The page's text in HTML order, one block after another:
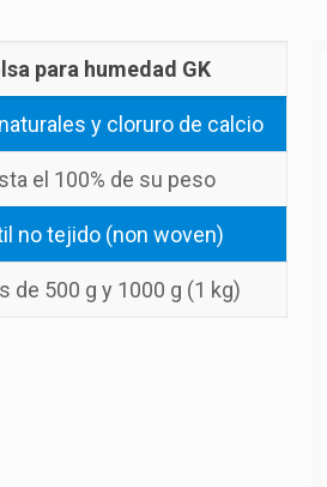
para humedad GK
y cloruro de calcio
el 100% de su peso
no tejido (non woven)
de 500 g y 1000 g (1 kg)